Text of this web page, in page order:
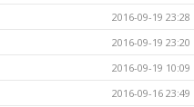
2016-09-19 23:28
2016-09-19 23:20
2016-09-19 10:09
2016-09-16 23:49